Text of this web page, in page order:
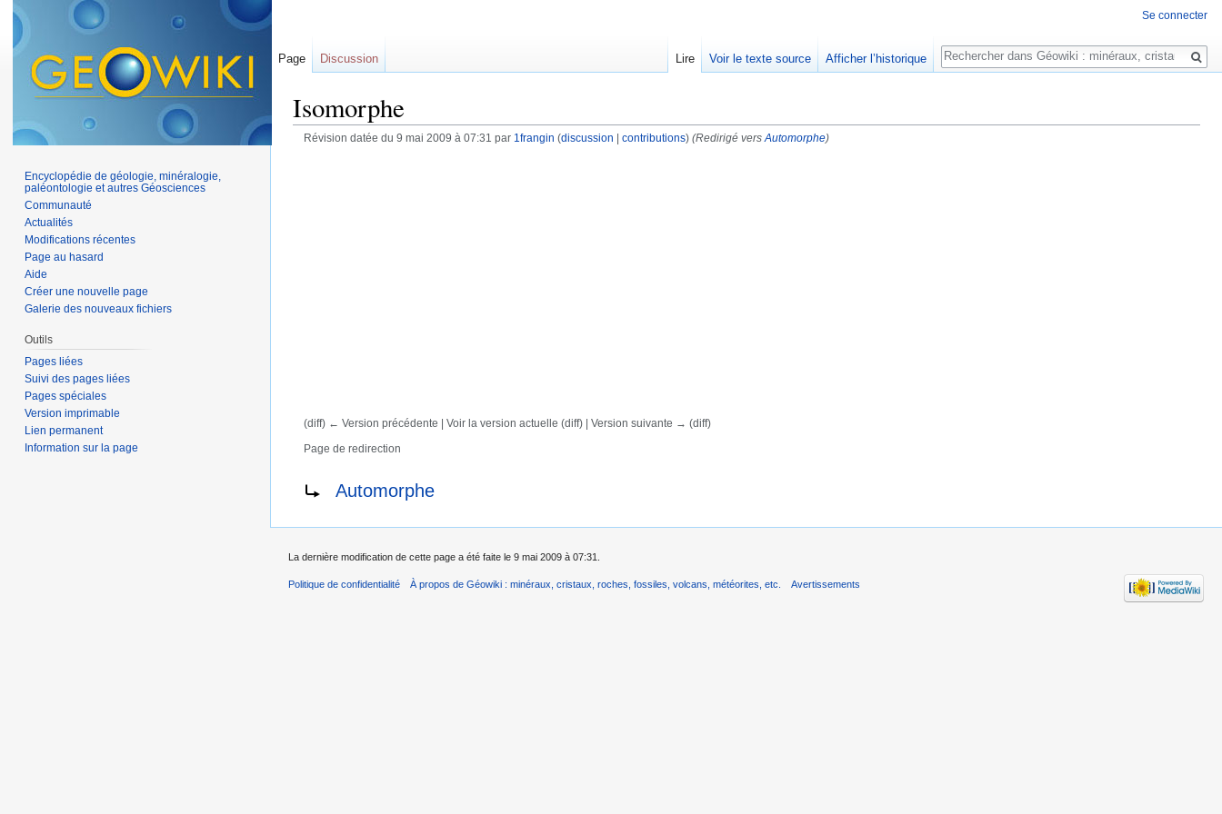
Isomorphe
Révision datée du 9 mai 2009 à 07:31 par 1frangin (discussion contributions) (Redirigé vers Automorphe)
(diff) ← Version précédente | Voir la version actuelle (diff) | Version suivante → (diff)
Page de redirection
Automorphe
Se connecter
Page Discussion Lire Voir le texte source Afficher l’historique
Rechercher
Encyclopédie de géologie, minéralogie,
paléontologie et autres Géosciences
Communauté
Actualités
Modifications récentes
Page au hasard
Aide
Créer une nouvelle page
Galerie des nouveaux fichiers
Outils
Pages liées
Suivi des pages liées
Pages spéciales
Version imprimable
Lien permanent
Information sur la page
La dernière modification de cette page a été faite le 9 mai 2009 à 07:31.
Politique de confidentialité À propos de Géowiki : minéraux, cristaux, roches, fossiles, volcans, météorites, etc. Avertissements